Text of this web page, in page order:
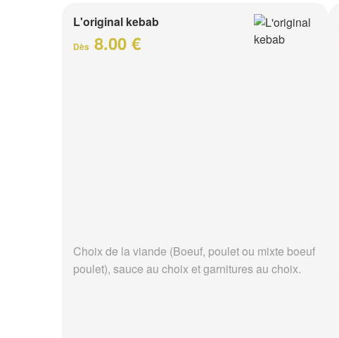
L'original kebab
Dès 8.00 €
Choix de la viande (Boeuf, poulet ou mixte boeuf
poulet), sauce au choix et garnitures au choix.